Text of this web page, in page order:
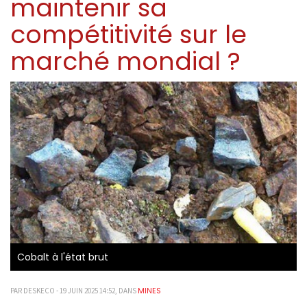
maintenir sa
compétitivité sur le
marché mondial ?
Cobalt à l'état brut
PAR DESKECO - 19 JUIN 2025 14:52, DANS MINES